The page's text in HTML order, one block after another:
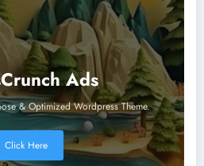
Ads
& Optimized Wordpress Theme.
Click Here